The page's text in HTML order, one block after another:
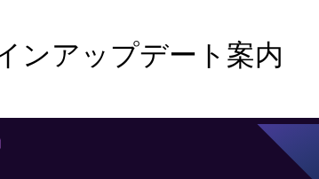
ンアップデート案内